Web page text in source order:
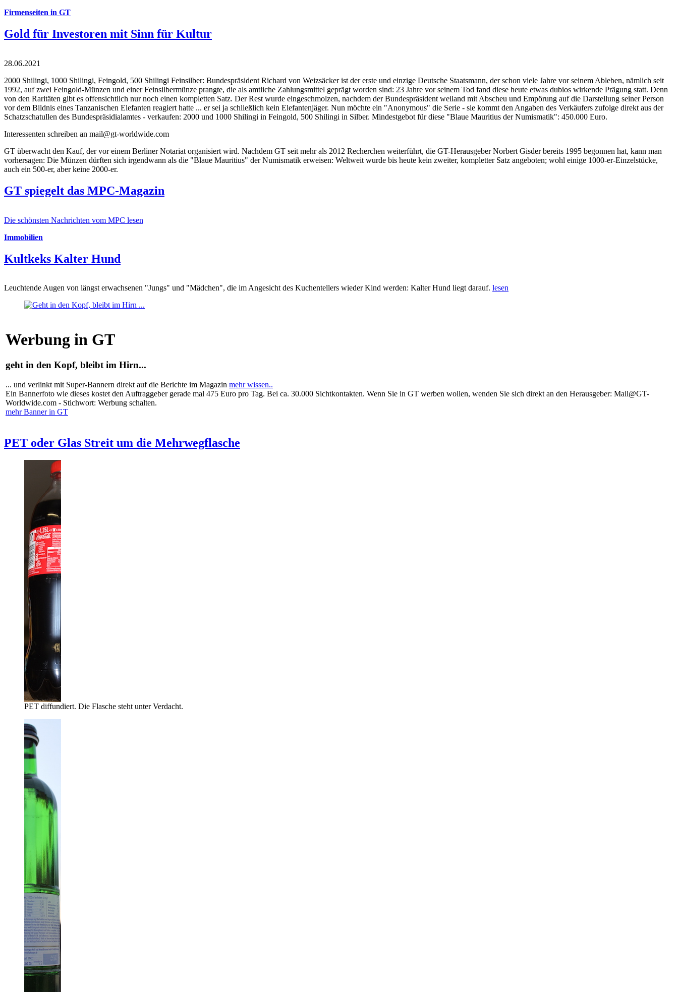
Firmenseiten in GT
Gold für Investoren mit Sinn für Kultur
28.06.2021
2000 Shilingi, 1000 Shilingi, Feingold, 500 Shilingi Feinsilber: Bundespräsident Richard von Weizsäcker ist der erste und einzige Deutsche Staatsmann, der schon viele Jahre vor seinem Ableben, nämlich seit
1992, auf zwei Feingold-Münzen und einer Feinsilbermünze prangte, die als amtliche Zahlungsmittel geprägt worden sind: 23 Jahre vor seinem Tod fand diese heute etwas dubios wirkende Prägung statt. Denn
von den Raritäten gibt es offensichtlich nur noch einen kompletten Satz. Der Rest wurde eingeschmolzen, nachdem der Bundespräsident weiland mit Abscheu und Empörung auf die Darstellung seiner Person
vor dem Bildnis eines Tanzanischen Elefanten reagiert hatte ... er sei ja schließlich kein Elefantenjäger. Nun möchte ein "Anonymous" die Serie - sie kommt den Angaben des Verkäufers zufolge direkt aus der
Schatzschatullen des Bundespräsidialamtes - verkaufen: 2000 und 1000 Shilingi in Feingold, 500 Shilingi in Silber. Mindestgebot für diese "Blaue Mauritius der Numismatik": 450.000 Euro.
Interessenten schreiben an mail@gt-worldwide.com
GT überwacht den Kauf, der vor einem Berliner Notariat organisiert wird. Nachdem GT seit mehr als 2012 Recherchen weiterführt, die GT-Herausgeber Norbert Gisder bereits 1995 begonnen hat, kann man
vorhersagen: Die Münzen dürften sich irgendwann als die "Blaue Mauritius" der Numismatik erweisen: Weltweit wurde bis heute kein zweiter, kompletter Satz angeboten; wohl einige 1000-er-Einzelstücke,
auch ein 500-er, aber keine 2000-er.
GT spiegelt das MPC-Magazin
Die schönsten Nachrichten vom MPC lesen
Immobilien
Kultkeks Kalter Hund
Leuchtende Augen von längst erwachsenen "Jungs" und "Mädchen", die im Angesicht des Kuchentellers wieder Kind werden: Kalter Hund liegt darauf. lesen
Werbung in GT
geht in den Kopf, bleibt im Hirn...
... und verlinkt mit Super-Bannern direkt auf die Berichte im Magazin mehr wissen..
Ein Bannerfoto wie dieses kostet den Auftraggeber gerade mal 475 Euro pro Tag. Bei ca. 30.000 Sichtkontakten. Wenn Sie in GT werben wollen, wenden Sie sich direkt an den Herausgeber: Mail@GT-
Worldwide.com - Stichwort: Werbung schalten.
mehr Banner in GT
PET oder Glas Streit um die Mehrwegflasche
PET diffundiert. Die Flasche steht unter Verdacht.